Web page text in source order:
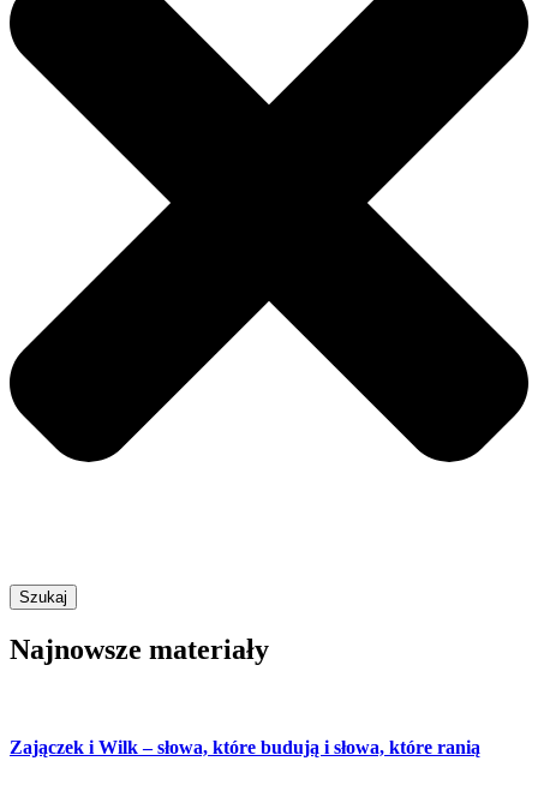
Szukaj
Najnowsze materiały
Zajączek i Wilk – słowa, które budują i słowa, które ranią